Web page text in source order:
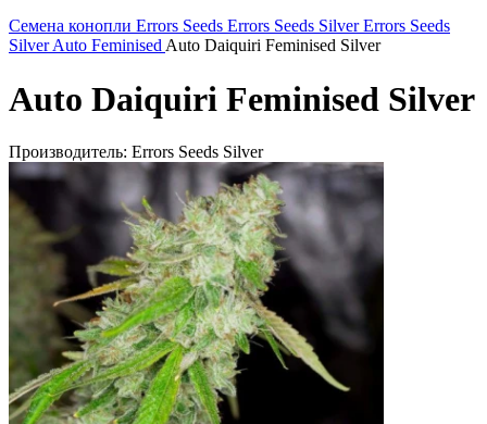
Семена конопли Errors Seeds Errors Seeds SilverErrors Seeds
Silver Auto Feminised Auto Daiquiri Feminised Silver
Auto Daiquiri Feminised Silver
Производитель: Errors Seeds Silver